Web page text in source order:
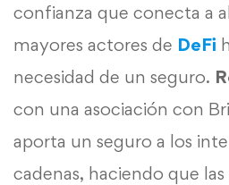
confianza que conecta a
mayores actores de DeFi
necesidad de un seguro.
con una asociación con
aporta un seguro a los
cadenas, haciendo que